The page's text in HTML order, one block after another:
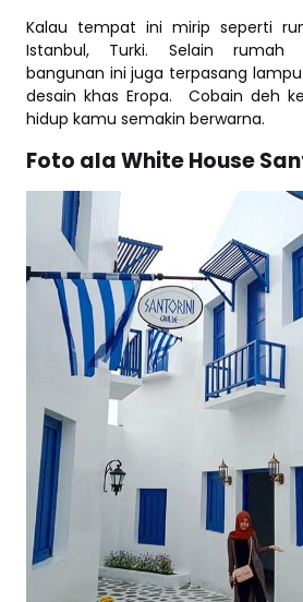
Kalau tempat ini mirip seperti
Istanbul, Turki. Selain rumah
bangunan ini juga terpasang
desain khas Eropa. Cobain deh
hidup kamu semakin berwarna.
Foto ala White House